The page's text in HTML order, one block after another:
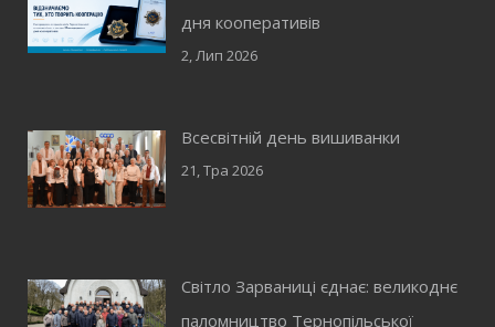
дня кооперативів
2, Лип 2026
Всесвітній день вишиванки
21, Тра 2026
Світло Зарваниці єднає: великоднє
паломництво Тернопільської